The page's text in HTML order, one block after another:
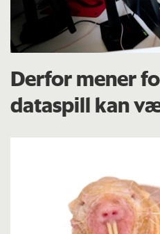
Derfor mener
dataspill kan